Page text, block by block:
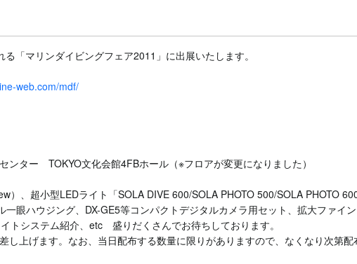
「マリンダイビングフェア2011」に出展いたします。
web.com/mdf/
ンター TOKYO文化会館4FBホール（※フロアが変更になりました）
）、超小型LEDライト「SOLA DIVE 600/SOLA PHOTO 500/SOLA PHOTO
眼ハウジング、DX-GE5等コンパクトデジタルカメラ用セット、拡大ファイ
トシステム紹介、etc 盛りだくさんでお待ちしております。
上げます。なお、当日配布する数量に限りがありますので、なくなり次第